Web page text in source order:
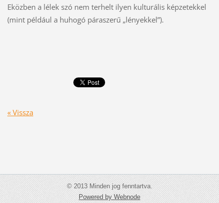
Eközben a lélek szó nem terhelt ilyen kulturális képzetekkel
(mint például a huhogó páraszerű „lényekkel”).
« Vissza
© 2013 Minden jog fenntartva.
Powered by Webnode